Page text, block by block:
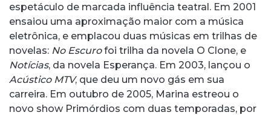
espetáculo de marcada influência teatral. Em 2001
ensaiou uma aproximação maior com a música
eletrônica, e emplacou duas músicas em trilhas de
novelas: No Escurofoi trilha da novela O Clone, e
Notícias, da novela Esperança. Em 2003, lançou o
Acústico MTV, que deu um novo gás em sua
carreira. Em outubro de 2005, Marina estreou o
novo show Primórdios com duas temporadas, por